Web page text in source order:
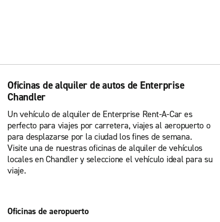
Oficinas de alquiler de autos de Enterprise
Chandler
Un vehículo de alquiler de Enterprise Rent-A-Car es
perfecto para viajes por carretera, viajes al aeropuerto o
para desplazarse por la ciudad los fines de semana.
Visite una de nuestras oficinas de alquiler de vehículos
locales en Chandler y seleccione el vehículo ideal para su
viaje.
Oficinas de aeropuerto